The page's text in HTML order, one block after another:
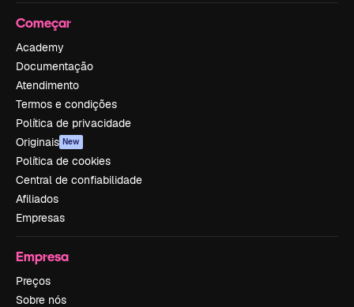
Começar
Academy
Documentação
Atendimento
Termos e condições
Política de privacidade
Originais New
Política de cookies
Central de confiabilidade
Afiliados
Empresas
Empresa
Preços
Sobre nós